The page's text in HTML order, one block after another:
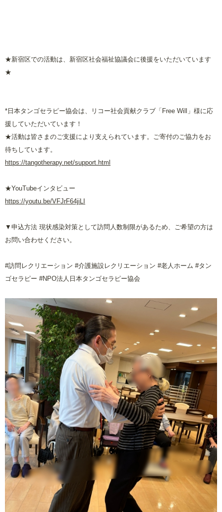
★新宿区での活動は、新宿区社会福祉協議会に後援をいただいています
★
* 日本タンゴセラピー協会は、リコー社会貢献クラブ「 Free Will
」様に応
援していただいています！
★活動は皆さまのご支援により支えられています。ご寄付のご協力をお
待ちしています。
https://tangotherapy.net/support.html
★YouTubeインタビュー
https://youtu.be/VFJrF64jiLI
▼申込方法 現状感染対策として訪問人数制限があるため、ご希望の方は
お問い合わせください。
#訪問レクリエーション #介護施設レクリエーション #老人ホーム #タン
ゴセラピー #NPO法人日本タンゴセラピー協会